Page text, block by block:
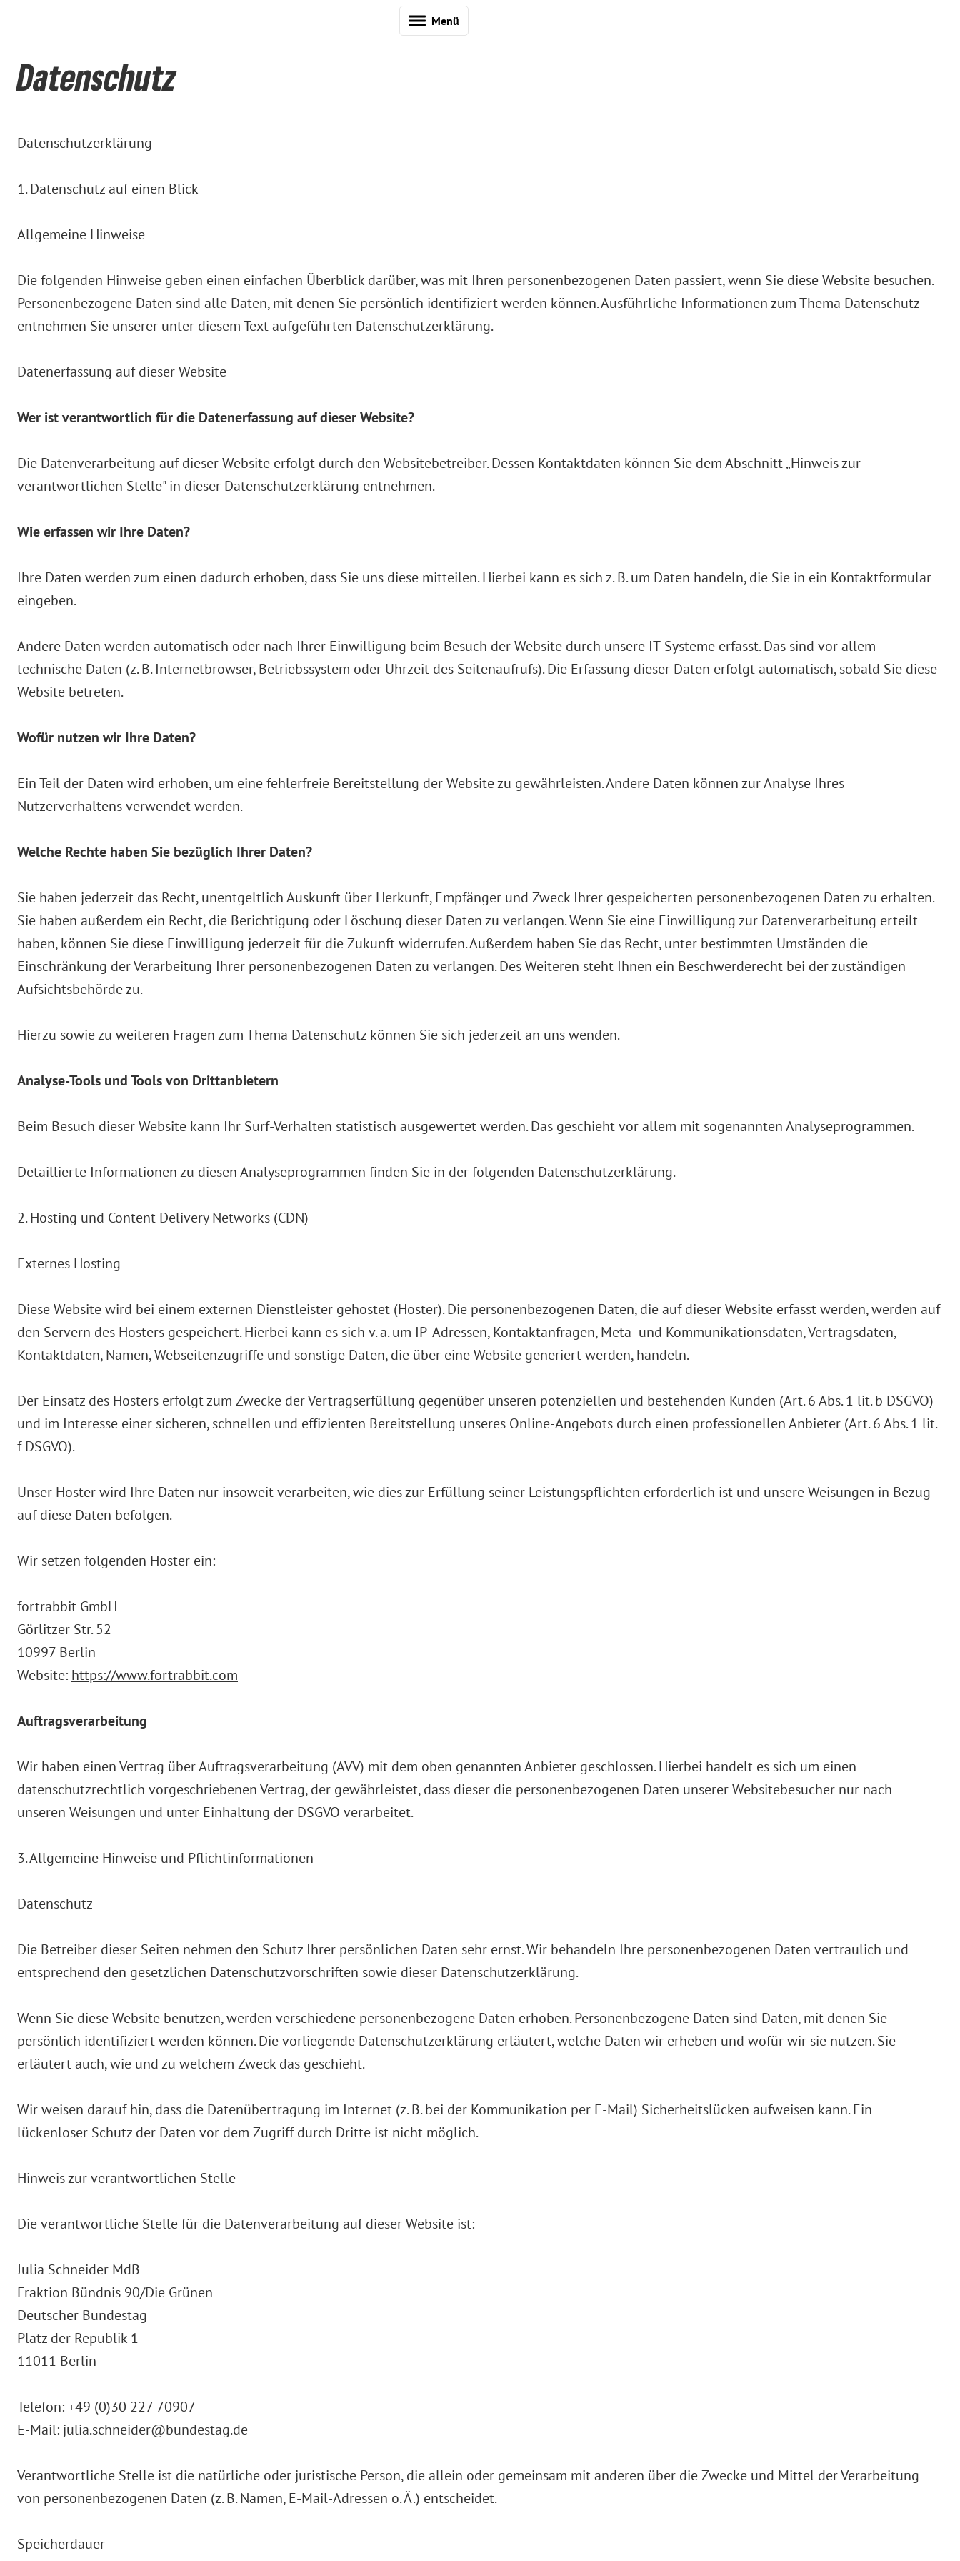
Menü
Datenschutz
Datenschutzerklärung
1. Datenschutz auf einen Blick
Allgemeine Hinweise
Die folgenden Hinweise geben einen einfachen Überblick darüber, was mit Ihren personenbezogenen Daten passiert, wenn Sie diese Website besuchen.
Personenbezogene Daten sind alle Daten, mit denen Sie persönlich identifiziert werden können. Ausführliche Informationen zum Thema Datenschutz
entnehmen Sie unserer unter diesem Text aufgeführten Datenschutzerklärung.
Datenerfassung auf dieser Website
Wer ist verantwortlich für die Datenerfassung auf dieser Website?
Die Datenverarbeitung auf dieser Website erfolgt durch den Websitebetreiber. Dessen Kontaktdaten können Sie dem Abschnitt „Hinweis zur
verantwortlichen Stelle" in dieser Datenschutzerklärung entnehmen.
Wie erfassen wir Ihre Daten?
Ihre Daten werden zum einen dadurch erhoben, dass Sie uns diese mitteilen. Hierbei kann es sich z. B. um Daten handeln, die Sie in ein Kontaktformular
eingeben.
Andere Daten werden automatisch oder nach Ihrer Einwilligung beim Besuch der Website durch unsere IT-Systeme erfasst. Das sind vor allem
technische Daten (z. B. Internetbrowser, Betriebssystem oder Uhrzeit des Seitenaufrufs). Die Erfassung dieser Daten erfolgt automatisch, sobald Sie diese
Website betreten.
Wofür nutzen wir Ihre Daten?
Ein Teil der Daten wird erhoben, um eine fehlerfreie Bereitstellung der Website zu gewährleisten. Andere Daten können zur Analyse Ihres
Nutzerverhaltens verwendet werden.
Welche Rechte haben Sie bezüglich Ihrer Daten?
Sie haben jederzeit das Recht, unentgeltlich Auskunft über Herkunft, Empfänger und Zweck Ihrer gespeicherten personenbezogenen Daten zu erhalten.
Sie haben außerdem ein Recht, die Berichtigung oder Löschung dieser Daten zu verlangen. Wenn Sie eine Einwilligung zur Datenverarbeitung erteilt
haben, können Sie diese Einwilligung jederzeit für die Zukunft widerrufen. Außerdem haben Sie das Recht, unter bestimmten Umständen die
Einschränkung der Verarbeitung Ihrer personenbezogenen Daten zu verlangen. Des Weiteren steht Ihnen ein Beschwerderecht bei der zuständigen
Aufsichtsbehörde zu.
Hierzu sowie zu weiteren Fragen zum Thema Datenschutz können Sie sich jederzeit an uns wenden.
Analyse-Tools und Tools von Drittanbietern
Beim Besuch dieser Website kann Ihr Surf-Verhalten statistisch ausgewertet werden. Das geschieht vor allem mit sogenannten Analyseprogrammen.
Detaillierte Informationen zu diesen Analyseprogrammen finden Sie in der folgenden Datenschutzerklärung.
2. Hosting und Content Delivery Networks (CDN)
Externes Hosting
Diese Website wird bei einem externen Dienstleister gehostet (Hoster). Die personenbezogenen Daten, die auf dieser Website erfasst werden, werden auf
den Servern des Hosters gespeichert. Hierbei kann es sich v. a. um IP-Adressen, Kontaktanfragen, Meta- und Kommunikationsdaten, Vertragsdaten,
Kontaktdaten, Namen, Webseitenzugriffe und sonstige Daten, die über eine Website generiert werden, handeln.
Der Einsatz des Hosters erfolgt zum Zwecke der Vertragserfüllung gegenüber unseren potenziellen und bestehenden Kunden (Art. 6 Abs. 1 lit. b DSGVO)
und im Interesse einer sicheren, schnellen und effizienten Bereitstellung unseres Online-Angebots durch einen professionellen Anbieter (Art. 6 Abs. 1 lit.
f DSGVO).
Unser Hoster wird Ihre Daten nur insoweit verarbeiten, wie dies zur Erfüllung seiner Leistungspflichten erforderlich ist und unsere Weisungen in Bezug
auf diese Daten befolgen.
Wir setzen folgenden Hoster ein:
fortrabbit GmbH
Görlitzer Str. 52
10997 Berlin
Website: https://www.fortrabbit.com
Auftragsverarbeitung
Wir haben einen Vertrag über Auftragsverarbeitung (AVV) mit dem oben genannten Anbieter geschlossen. Hierbei handelt es sich um einen
datenschutzrechtlich vorgeschriebenen Vertrag, der gewährleistet, dass dieser die personenbezogenen Daten unserer Websitebesucher nur nach
unseren Weisungen und unter Einhaltung der DSGVO verarbeitet.
3. Allgemeine Hinweise und Pflichtinformationen
Datenschutz
Die Betreiber dieser Seiten nehmen den Schutz Ihrer persönlichen Daten sehr ernst. Wir behandeln Ihre personenbezogenen Daten vertraulich und
entsprechend den gesetzlichen Datenschutzvorschriften sowie dieser Datenschutzerklärung.
Wenn Sie diese Website benutzen, werden verschiedene personenbezogene Daten erhoben. Personenbezogene Daten sind Daten, mit denen Sie
persönlich identifiziert werden können. Die vorliegende Datenschutzerklärung erläutert, welche Daten wir erheben und wofür wir sie nutzen. Sie
erläutert auch, wie und zu welchem Zweck das geschieht.
Wir weisen darauf hin, dass die Datenübertragung im Internet (z. B. bei der Kommunikation per E-Mail) Sicherheitslücken aufweisen kann. Ein
lückenloser Schutz der Daten vor dem Zugriff durch Dritte ist nicht möglich.
Hinweis zur verantwortlichen Stelle
Die verantwortliche Stelle für die Datenverarbeitung auf dieser Website ist:
Julia Schneider MdB
Fraktion Bündnis 90/Die Grünen
Deutscher Bundestag
Platz der Republik 1
11011 Berlin
Telefon: +49 (0)30 227 70907
E-Mail: julia.schneider@bundestag.de
Verantwortliche Stelle ist die natürliche oder juristische Person, die allein oder gemeinsam mit anderen über die Zwecke und Mittel der Verarbeitung
von personenbezogenen Daten (z. B. Namen, E-Mail-Adressen o. Ä.) entscheidet.
Speicherdauer